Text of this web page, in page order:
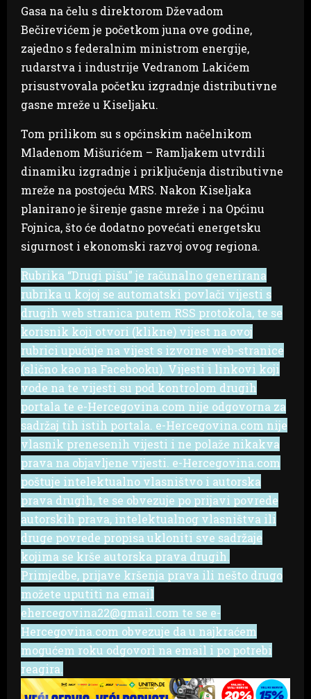
Gasa na čelu s direktorom Dževadom
Bečirevićem je početkom juna ove godine,
zajedno s federalnim ministrom energije,
rudarstva i industrije Vedranom Lakićem
prisustvovala početku izgradnje distributivne
gasne mreže u Kiseljaku.
Tom prilikom su s općinskim načelnikom
Mladenom Mišurićem – Ramljakem utvrdili
dinamiku izgradnje i priključenja distributivne
mreže na postojeću MRS. Nakon Kiseljaka
planirano je širenje gasne mreže i na Općinu
Fojnica, što će dodatno povećati energetsku
sigurnost i ekonomski razvoj ovog regiona.
Rubrika “Drugi pišu” je računalno generirana
rubrika u kojoj se automatski povlači vijesti s
drugih web stranica putem RSS protokola, te se
korisnik koji otvori (klikne) vijest na ovoj
rubrici upućuje na vijest s izvorne web-stranice
(slično kao na Facebooku). Vijesti i linkovi koji
vode na te vijesti su pod kontrolom drugih
portala te e-Hercegovina.com nije odgovorna za
sadržaj tih istih portala. e-Hercegovina.com nije
vlasnik prenesenih vijesti i ne polaže nikakva
prava na objavljene vijesti. e-Hercegovina.com
poštuje intelektualno vlasništvo i autorska
prava drugih, te se obvezuje po prijavi povrede
autorskih prava, intelektualnog vlasništva ili
druge povrede propisa ukloniti sve sadržaje
kojima se krše autorska prava drugih.
Primjedbe, prijave kršenja prava ili nešto drugo
možete uputiti na email
ehercegovina22@gmail.com te se e-
Hercegovina.com obvezuje da u najkraćem
mogućem roku odgovori na email i po potrebi
reagira.